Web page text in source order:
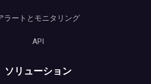
ラートとモニタリング
API
ソリューション